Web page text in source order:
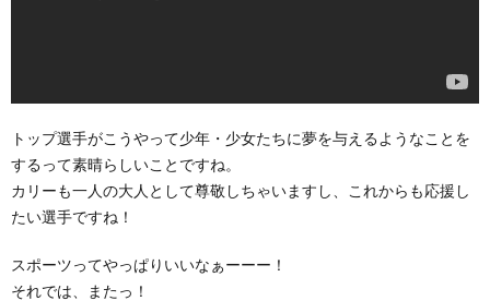
トップ選手がこうやって少年・少女たちに夢を与えるようなことを
するって素晴らしいことですね。
カリーも一人の大人として尊敬しちゃいますし、これからも応援し
たい選手ですね！
スポーツってやっぱりいいなぁーーー！
それでは、またっ！